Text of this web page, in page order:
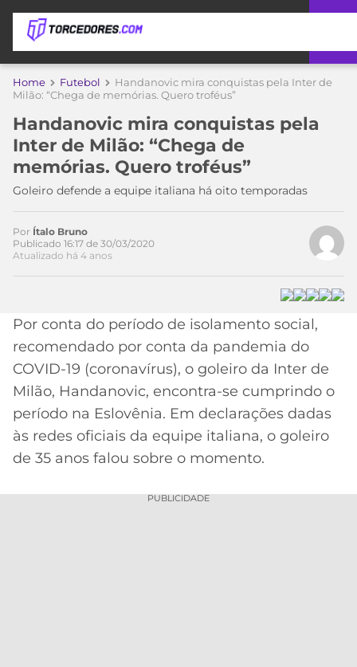
APOSTAS
DE
APOSTA
MELHORES
SITES
DE
APOSTAS
2026
PROMOCIONAL
BETBOOM
CÓDIGO
DE
INDICAÇÃO
BET365
BETANO
COPA
DO
MUNDO
TIMES
MEU
PALMEIRAS
CORINTHIANS
SÃO
PAULO
CAMPEONATOS
BRASILEIRÃO
SÉRIE
A
LIBERTADORES
COPA
DO
MÍDIA
ESPORTIVA
MERCADO
DA
BOLA
PALPITES
Home Futebol
Handanovic mira conquistas pela Inter de
Milão: “Chega de memórias. Quero troféus”
Handanovic mira conquistas pela
Inter de Milão: “Chega de
memórias. Quero troféus”
Goleiro defende a equipe italiana há oito temporadas
Por Ítalo Bruno
Publicado 16:17 de 30/03/2020
Atualizado há 4 anos
Por conta do período de isolamento social,
recomendado por conta da pandemia do
COVID-19 (coronavírus), o goleiro da Inter de
Milão, Handanovic, encontra-se cumprindo o
período na Eslovênia. Em declarações dadas
às redes oficiais da equipe italiana, o goleiro
de 35 anos falou sobre o momento.
PUBLICIDADE